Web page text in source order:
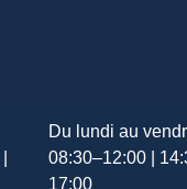
Du lundi au
08:30–12:00 |
17:00